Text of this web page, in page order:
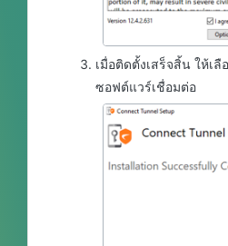
เมื่อติดตั้งเสร็จสิ้น ให้เลื
ซอฟต์แวร์เชื่อมต่อ